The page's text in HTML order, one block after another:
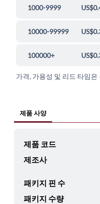
1000-9999
10000-99999
100000+
가격, 가용성 및 리드 타임
제품 사양
제품 코드
제조사
패키지 핀 수
패키지 수량